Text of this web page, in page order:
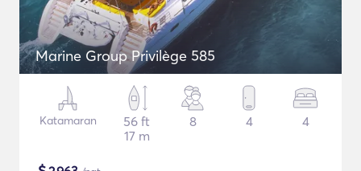
Marine Group Privilège 585
Katamaran
56 ft
17 m
8 4 4